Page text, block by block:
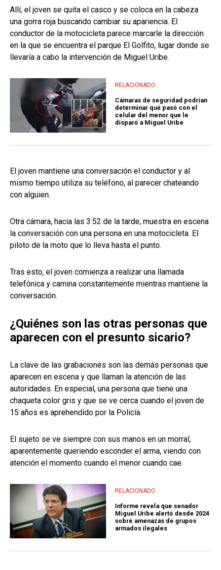
Allí, el joven se quita el casco y se coloca en la cabeza
una gorra roja buscando cambiar su apariencia. El
conductor de la motocicleta parece marcarle la dirección
en la que se encuentra el parque El Golfito, lugar donde se
llevaría a cabo la intervención de Miguel Uribe.
RELACIONADO
Cámaras de seguridad podrían
determinar qué pasó con el
celular del menor que le
disparó a Miguel Uribe
El joven mantiene una conversación el conductor y al
mismo tiempo utiliza su teléfono, al parecer chateando
con alguien.
Otra cámara, hacia las 3:52 de la tarde, muestra en escena
la conversación con una persona en una motocicleta. El
piloto de la moto que lo lleva hasta el punto.
Tras esto, el joven comienza a realizar una llamada
telefónica y camina constantemente mientras mantiene la
conversación.
¿Quiénes son las otras personas que
aparecen con el presunto sicario?
La clave de las grabaciones son las demás personas que
aparecen en escena y que llaman la atención de las
autoridades. En especial, una persona que tiene una
chaqueta color gris y que se ve cerca cuando el joven de
15 años es aprehendido por la Policía.
El sujeto se ve siempre con sus manos en un morral,
aparentemente queriendo esconder el arma, viendo con
atención el momento cuando el menor cuando cae.
RELACIONADO
Informe revela que senador
Miguel Uribe alertó desde 2024
sobre amenazas de grupos
armados ilegales